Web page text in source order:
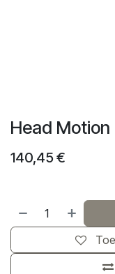
Head Motion
140,45 €